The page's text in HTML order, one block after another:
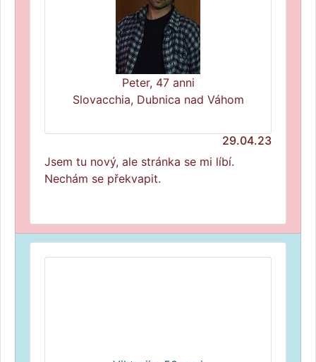
Peter, 47 anni
Slovacchia, Dubnica nad Váhom
29.04.23
Jsem tu nový, ale stránka se mi líbí.
Nechám se překvapit.